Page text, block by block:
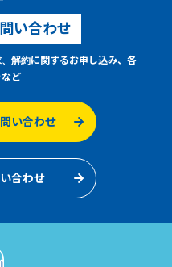
い合わせ
解約に関するお申し込み、各
ど
い合わせ
合わせ